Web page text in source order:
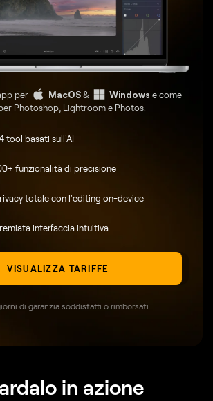
per MacOS& Windows e come
Photoshop, Lightroom e Photos.
tool basati sull'AI
funzionalità di precisione
totale con l'editing on-device
interfaccia intuitiva
VISUALIZZA TARIFFE
di garanzia soddisfatti o rimborsati
in azione